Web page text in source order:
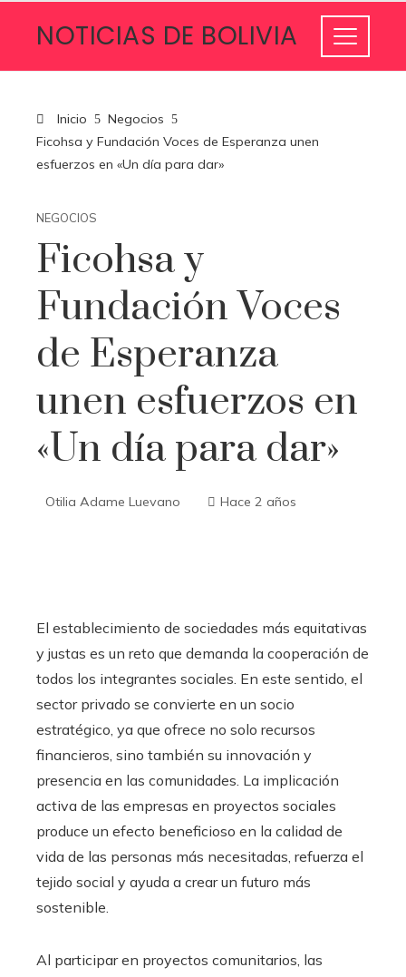
NOTICIAS DE BOLIVIA
Inicio
Negocios
Ficohsa y Fundación Voces de Esperanza unen
esfuerzos en «Un día para dar»
NEGOCIOS
Ficohsa y
Fundación Voces
de Esperanza
unen esfuerzos en
«Un día para dar»
Otilia Adame Luevano Hace 2 años
El establecimiento de sociedades más equitativas
y justas es un reto que demanda la cooperación de
todos los integrantes sociales. En este sentido, el
sector privado se convierte en un socio
estratégico, ya que ofrece no solo recursos
financieros, sino también su innovación y
presencia en las comunidades. La implicación
activa de las empresas en proyectos sociales
produce un efecto beneficioso en la calidad de
vida de las personas más necesitadas, refuerza el
tejido social y ayuda a crear un futuro más
sostenible.
Al participar en proyectos comunitarios, las